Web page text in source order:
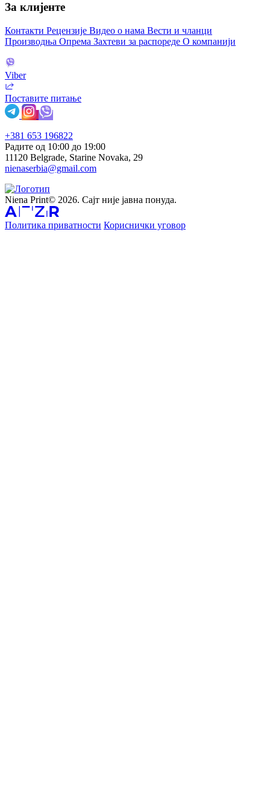
За клијенте
Контакти Рецензије Видео о нама Вести и чланци
Производња Опрема Захтеви за распореде О компанији
Viber
Поставите питање
+381 653 196822
Радите од 10:00 до 19:00
11120 Belgrade, Starine Novaka, 29
nienaserbia@gmail.com
Niena Print© 2026. Сајт није јавна понуда.
Политика приватности Кориснички уговор